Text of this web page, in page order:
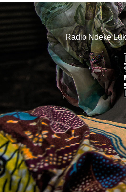
Radio Ndeke